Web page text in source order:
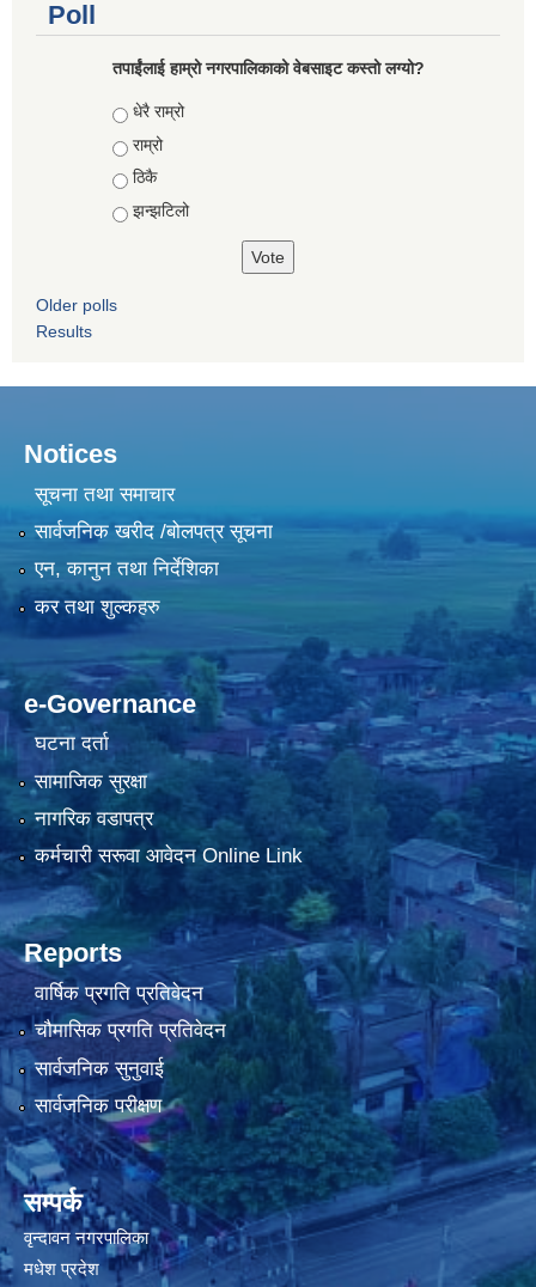
Poll
तपाईंलाई हाम्रो नगरपालिकाको वेबसाइट कस्तो लग्यो?
Choices
धेरै राम्रो
राम्रो
ठिकै
झन्झटिलो
Older polls
Results
Notices
सूचना तथा समाचार
सार्वजनिक खरीद /बोलपत्र सूचना
एन, कानुन तथा निर्देशिका
कर तथा शुल्कहरु
e-Governance
घटना दर्ता
सामाजिक सुरक्षा
नागरिक वडापत्र
कर्मचारी सरूवा आवेदन Online Link
Reports
वार्षिक प्रगति प्रतिवेदन
चौमासिक प्रगति प्रतिवेदन
सार्वजनिक सुनुवाई
सार्वजनिक परीक्षण
सम्पर्क
वृन्दावन नगरपालिका
मधेश प्रदेश